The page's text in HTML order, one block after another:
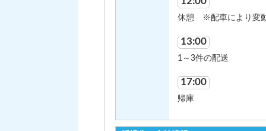
休憩 ※配車により変
13:00
1～3件の配送
17:00
帰庫